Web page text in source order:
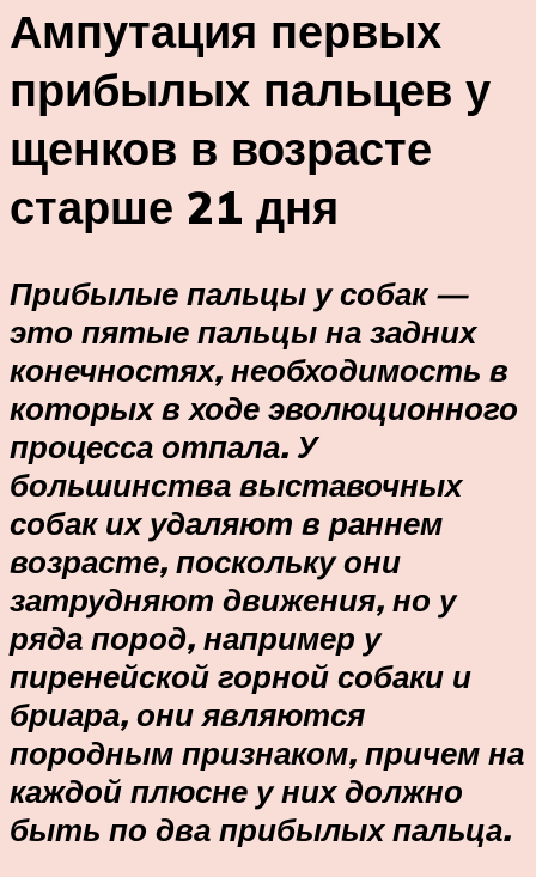
Ампутация первых
прибылых пальцев у
щенков в возрасте
старше 21 дня
Прибылые пальцы у собак —
это пятые пальцы на задних
конечностях, необходимость в
которых в ходе эволюционного
процесса отпала. У
большинства выставочных
собак их удаляют в раннем
возрасте, поскольку они
затрудняют движения, но у
ряда пород, например у
пиренейской горной собаки и
бриара, они являются
породным признаком, причем на
каждой плюсне у них должно
быть по два прибылых пальца.